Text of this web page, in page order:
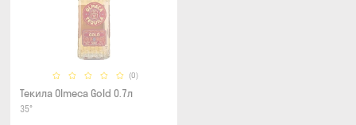
(0)
Текила Olmeca Gold 0.7л
35°